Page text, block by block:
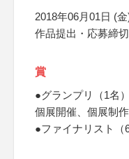
2018年06月01日 (金
作品提出・応募締
賞
●グランプリ（1名
個展開催、個展制
●ファイナリスト